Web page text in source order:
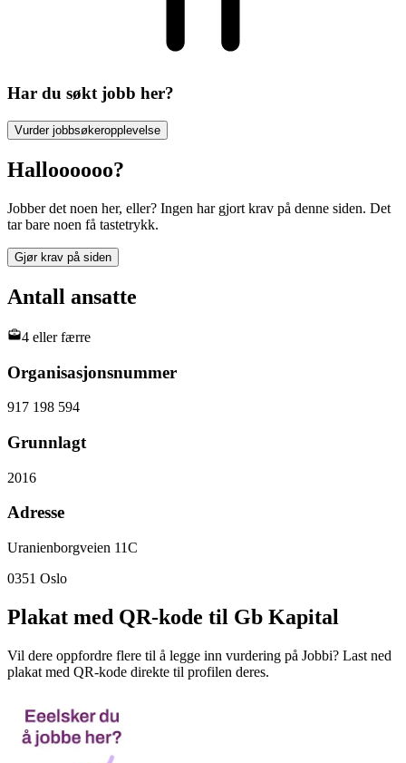
Har du søkt jobb her?
Vurder jobbsøkeropplevelse
Halloooooo?
Jobber det noen her, eller? Ingen har gjort krav på denne siden. Det
tar bare noen få tastetrykk.
Gjør krav på siden
Antall ansatte
4 eller færre
Organisasjonsnummer
917 198 594
Grunnlagt
2016
Adresse
Uranienborgveien 11C
0351 Oslo
Plakat med QR-kode til Gb Kapital
Vil dere oppfordre flere til å legge inn vurdering på Jobbi? Last ned
plakat med QR-kode direkte til profilen deres.